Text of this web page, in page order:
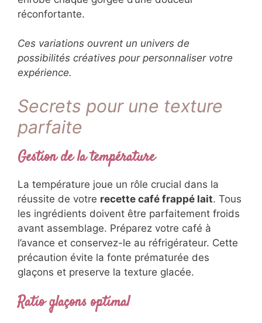
Intégrez 2 cuillères à soupe de caramel liquide
et une pincée de fleur de sel. Cette
avec une élégance remarquable. Le caramel
enrobe chaque gorgée d’une douceur
réconfortante.
Ces variations ouvrent un univers de
possibilités créatives pour personnaliser votre
expérience.
Secrets pour une texture
parfaite
Gestion de la température
La température joue un rôle crucial dans la
réussite de votrerecette café frappé lait
Tous les ingrédients doivent être parfaitement
froids avant assemblage. Préparez votre café
à l’avance et conservez-le au réfrigérateur.